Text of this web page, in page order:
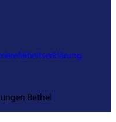
Bethel